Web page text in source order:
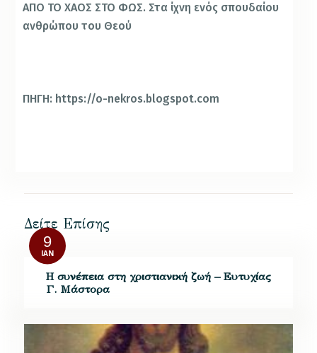
ΑΠΟ ΤΟ ΧΑΟΣ ΣΤΟ ΦΩΣ. Στα ίχνη ενός σπουδαίου
ανθρώπου του Θεού
ΠΗΓΗ: https://o-nekros.blogspot.com
Δείτε Επίσης
9
ΙΑΝ
Η συνέπεια στη χριστιανική ζωή – Ευτυχίας
Γ. Μάστορα